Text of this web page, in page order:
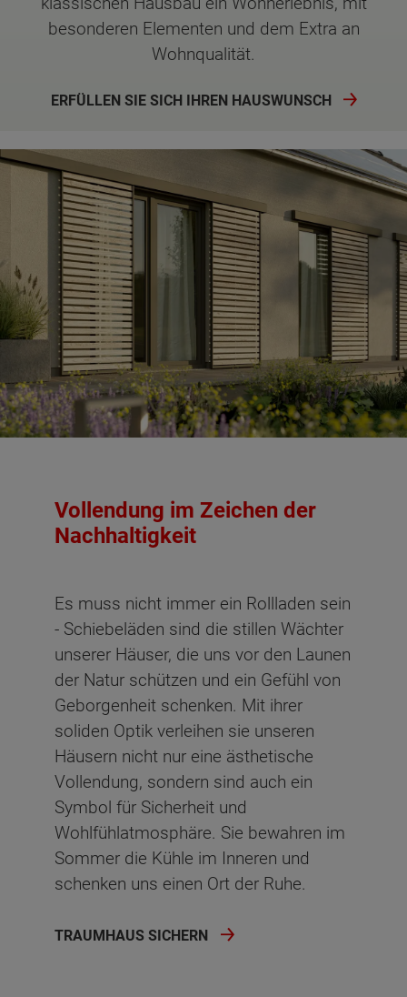
besonderen Elementen und dem Extra an
Wohnqualität.
ERFÜLLEN SIE SICH IHREN HAUSWUNSCH
Vollendung im Zeichen der
Nachhaltigkeit
Es muss nicht immer ein Rollladen sein
- Schiebeläden sind die stillen Wächter
unserer Häuser, die uns vor den Launen
der Natur schützen und ein Gefühl von
Geborgenheit schenken. Mit ihrer
soliden Optik verleihen sie unseren
Häusern nicht nur eine ästhetische
Vollendung, sondern sind auch ein
Symbol für Sicherheit und
Wohlfühlatmosphäre. Sie bewahren im
Sommer die Kühle im Inneren und
schenken uns einen Ort der Ruhe.
TRAUMHAUS SICHERN